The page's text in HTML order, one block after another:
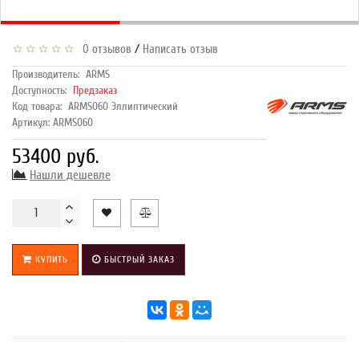
0 отзывов / Написать отзыв
Производитель: ARMS
Доступность: Предзаказ
Код товара: ARMS060 Эллиптический
Артикул: ARMS060
53400 руб.
Нашли дешевле
КУПИТЬ БЫСТРЫЙ ЗАКАЗ